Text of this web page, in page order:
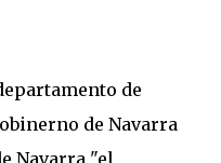
de
de Navarra
Navarra "el